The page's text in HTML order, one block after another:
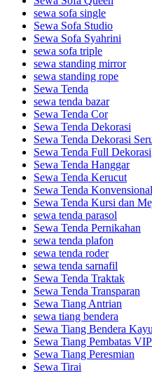
sewa sofa single
Sewa Sofa Studio
Sewa Sofa Syahrini
sewa sofa triple
sewa standing mirror
sewa standing rope
Sewa Tenda
sewa tenda bazar
Sewa Tenda Cor
Sewa Tenda Dekorasi
Sewa Tenda Dekorasi
Sewa Tenda Full Dekorasi
Sewa Tenda Hanggar
Sewa Tenda Kerucut
Sewa Tenda Konvensional
Sewa Tenda Kursi dan
sewa tenda parasol
Sewa Tenda Pernikahan
sewa tenda plafon
sewa tenda roder
sewa tenda sarnafil
Sewa Tenda Traktak
Sewa Tenda Transparan
Sewa Tiang Antrian
sewa tiang bendera
Sewa Tiang Bendera Kayu
Sewa Tiang Pembatas
Sewa Tiang Peresmian
Sewa Tirai